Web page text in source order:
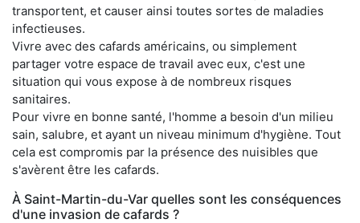
transportent, et causer ainsi toutes sortes de maladies
infectieuses.
Vivre avec des cafards américains, ou simplement
partager votre espace de travail avec eux, c'est une
situation qui vous expose à de nombreux risques
sanitaires.
Pour vivre en bonne santé, l'homme a besoin d'un milieu
sain, salubre, et ayant un niveau minimum d'hygiène. Tout
cela est compromis par la présence des nuisibles que
s'avèrent être les cafards.
À Saint-Martin-du-Var quelles sont les conséquences
d'une invasion de cafards ?